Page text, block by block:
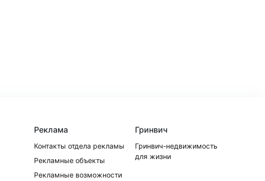
Реклама
Контакты отдела рекламы
Рекламные объекты
Рекламные возможности
Гринвич
Гринвич-недвижимость
для жизни